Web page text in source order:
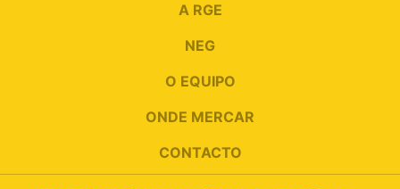
A RGE
NEG
O EQUIPO
ONDE MERCAR
CONTACTO